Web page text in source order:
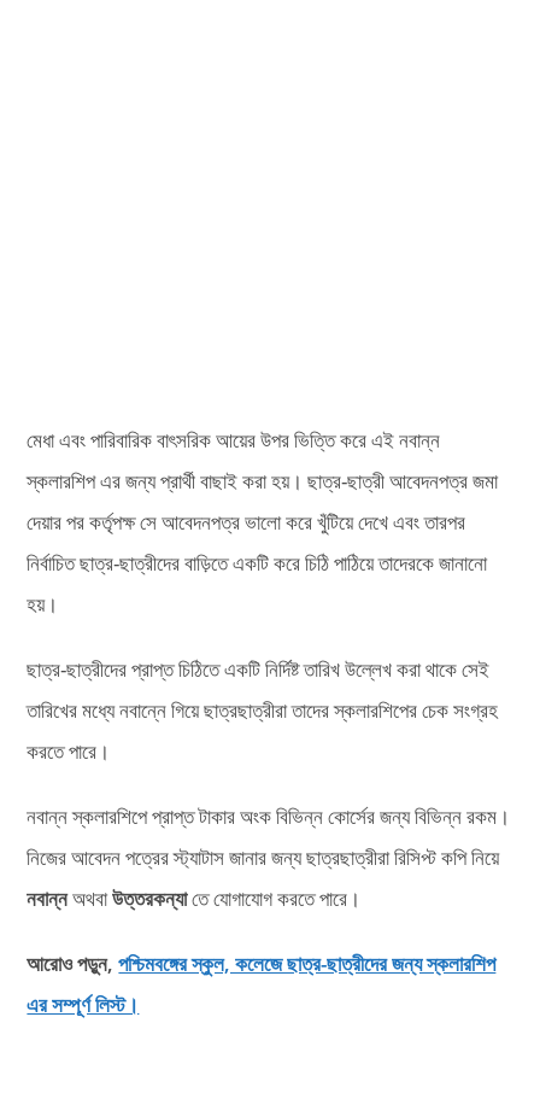
মেধা এবং পারিবারিক বাৎসরিক আয়ের উপর ভিত্তি করে এই নবান্ন
স্কলারশিপ এর জন্য প্রার্থী বাছাই করা হয়। ছাত্র-ছাত্রী আবেদনপত্র জমা
দেয়ার পর কর্তৃপক্ষ সে আবেদনপত্র ভালো করে খুঁটিয়ে দেখে এবং তারপর
নির্বাচিত ছাত্র-ছাত্রীদের বাড়িতে একটি করে চিঠি পাঠিয়ে তাদেরকে জানানো
হয়।
ছাত্র-ছাত্রীদের প্রাপ্ত চিঠিতে একটি নির্দিষ্ট তারিখ উল্লেখ করা থাকে সেই
তারিখের মধ্যে নবান্নে গিয়ে ছাত্রছাত্রীরা তাদের স্কলারশিপের চেক সংগ্রহ
করতে পারে।
নবান্ন স্কলারশিপে প্রাপ্ত টাকার অংক বিভিন্ন কোর্সের জন্য বিভিন্ন রকম।
নিজের আবেদন পত্রের স্ট্যাটাস জানার জন্য ছাত্রছাত্রীরা রিসিপ্ট কপি নিয়ে
নবান্নঅথবাউত্তরকন্যাতে যোগাযোগ করতে পারে।
আরোও পড়ুন,পশ্চিমবঙ্গের স্কুল, কলেজে ছাত্র-ছাত্রীদের জন্য স্কলারশিপ
এর সম্পূর্ণ লিস্ট।